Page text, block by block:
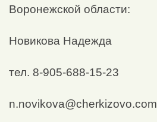
Воронежской области:
Новикова Надежда
тел. 8-905-688-15-23
n.novikova@cherkizovo.com